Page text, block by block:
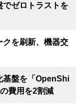
でゼロトラストを
クを刷新、機器交
基盤を「OpenShi
費用を2割減